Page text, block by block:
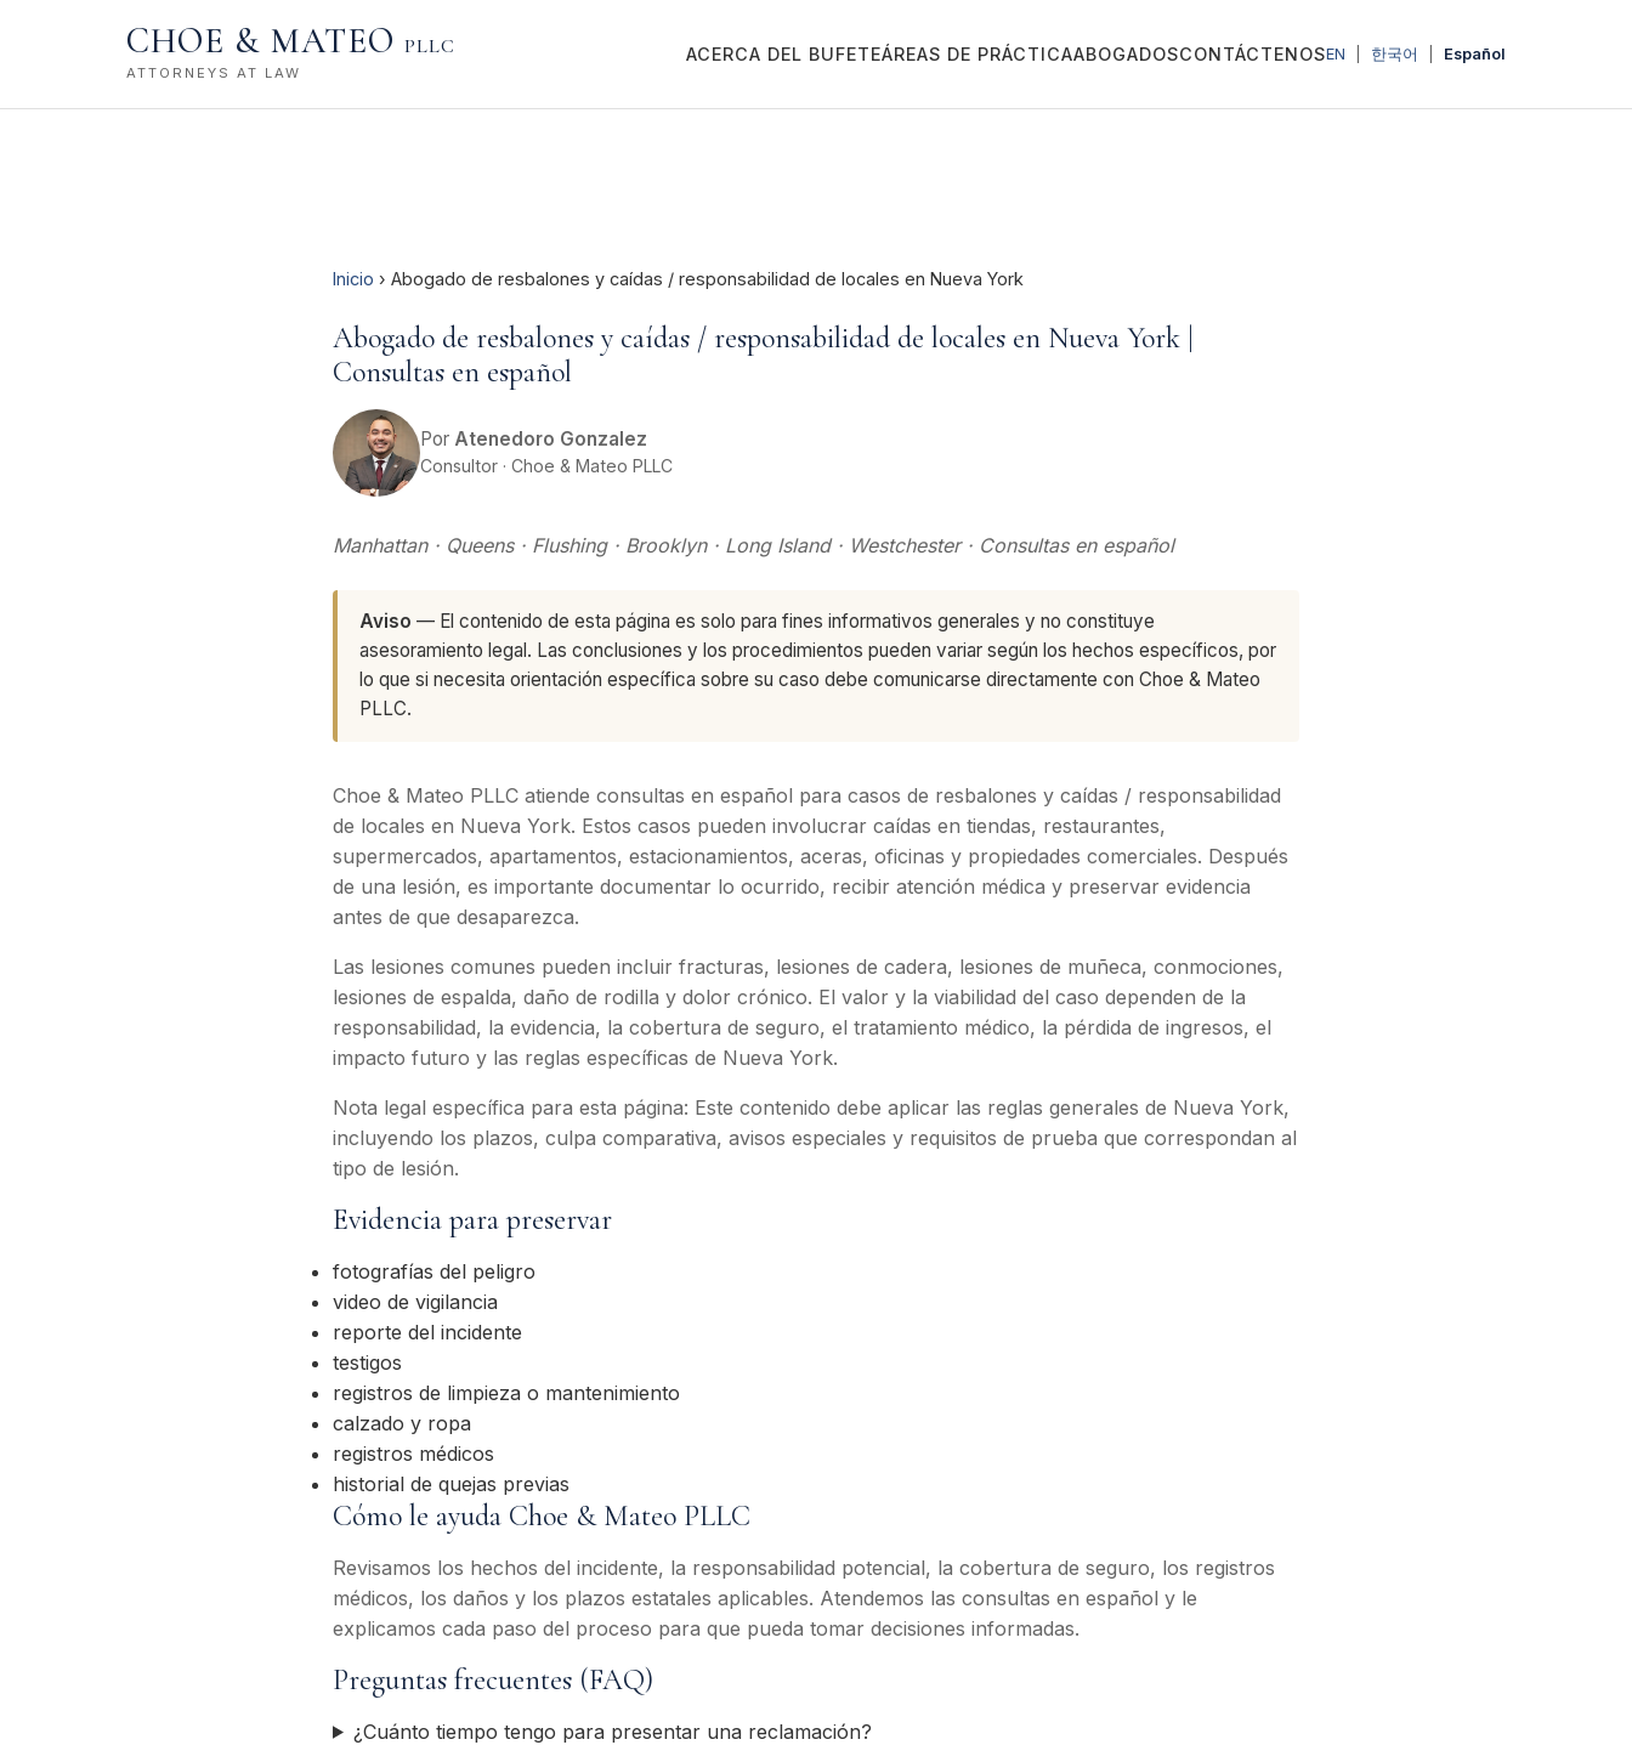
CHOE & MATEO PLLC
ATTORNEYS AT LAW
ACERCA DEL BUFETEÁREAS DE PRÁCTICAABOGADOSCONTÁCTENOSEN 한국어 Español
Inicio › Abogado de resbalones y caídas / responsabilidad de locales en Nueva York
Abogado de resbalones y caídas / responsabilidad de locales en Nueva York |
Consultas en español
Por Atenedoro Gonzalez
Consultor · Choe & Mateo PLLC
Manhattan · Queens · Flushing · Brooklyn · Long Island · Westchester · Consultas en español
Aviso — El contenido de esta página es solo para fines informativos generales y no constituye
asesoramiento legal. Las conclusiones y los procedimientos pueden variar según los hechos específicos, por
lo que si necesita orientación específica sobre su caso debe comunicarse directamente con Choe & Mateo
PLLC.
Choe & Mateo PLLC atiende consultas en español para casos de resbalones y caídas / responsabilidad
de locales en Nueva York. Estos casos pueden involucrar caídas en tiendas, restaurantes,
supermercados, apartamentos, estacionamientos, aceras, oficinas y propiedades comerciales. Después
de una lesión, es importante documentar lo ocurrido, recibir atención médica y preservar evidencia
antes de que desaparezca.
Las lesiones comunes pueden incluir fracturas, lesiones de cadera, lesiones de muñeca, conmociones,
lesiones de espalda, daño de rodilla y dolor crónico. El valor y la viabilidad del caso dependen de la
responsabilidad, la evidencia, la cobertura de seguro, el tratamiento médico, la pérdida de ingresos, el
impacto futuro y las reglas específicas de Nueva York.
Nota legal específica para esta página: Este contenido debe aplicar las reglas generales de Nueva York,
incluyendo los plazos, culpa comparativa, avisos especiales y requisitos de prueba que correspondan al
tipo de lesión.
Evidencia para preservar
fotografías del peligro
video de vigilancia
reporte del incidente
testigos
registros de limpieza o mantenimiento
calzado y ropa
registros médicos
historial de quejas previas
Cómo le ayuda Choe & Mateo PLLC
Revisamos los hechos del incidente, la responsabilidad potencial, la cobertura de seguro, los registros
médicos, los daños y los plazos estatales aplicables. Atendemos las consultas en español y le
explicamos cada paso del proceso para que pueda tomar decisiones informadas.
Preguntas frecuentes (FAQ)
¿Cuánto tiempo tengo para presentar una reclamación?